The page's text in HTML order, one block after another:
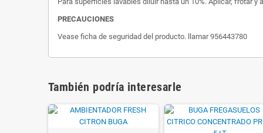
PRECAUCIONES
Vease ficha de seguridad del producto. llamar 956443780
También podría interesarle